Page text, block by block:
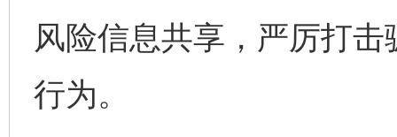
风险信息共享，严厉打
行为。